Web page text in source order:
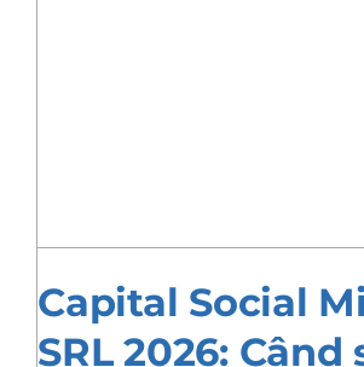
Capital Social
SRL 2026: Când